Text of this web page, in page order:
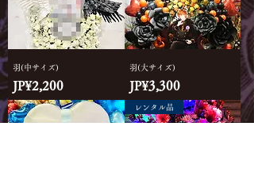
羽(中サイズ)
價格
JP¥2,200
羽(大サイズ)
價格
JP¥3,300
レンタル品